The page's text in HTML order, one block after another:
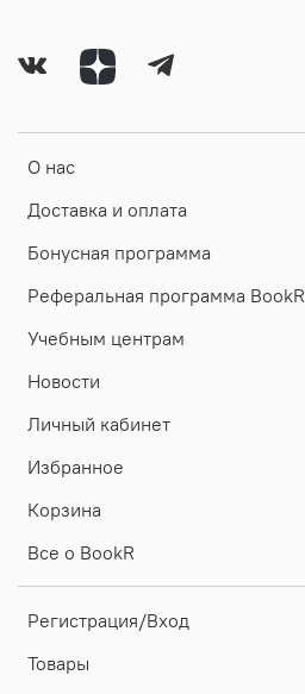
О нас
Доставка и оплата
Бонусная программа
Реферальная программа BookR
Учебным центрам
Новости
Личный кабинет
Избранное
Корзина
Все о BookR
Регистрация/Вход
Товары